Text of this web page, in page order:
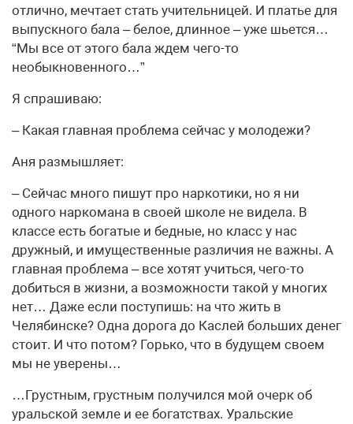
отлично, мечтает стать учительницей. И платье для
выпускного бала – белое, длинное – уже шьется…
“Мы все от этого бала ждем чего-то
необыкновенного…”
Я спрашиваю:
– Какая главная проблема сейчас у молодежи?
Аня размышляет:
– Сейчас много пишут про наркотики, но я ни
одного наркомана в своей школе не видела. В
классе есть богатые и бедные, но класс у нас
дружный, и имущественные различия не важны. А
главная проблема – все хотят учиться, чего-то
добиться в жизни, а возможности такой у многих
нет… Даже если поступишь: на что жить в
Челябинске? Одна дорога до Каслей больших денег
стоит. И что потом? Горько, что в будущем своем
мы не уверены…
…Грустным, грустным получился мой очерк об
уральской земле и ее богатствах. Уральские